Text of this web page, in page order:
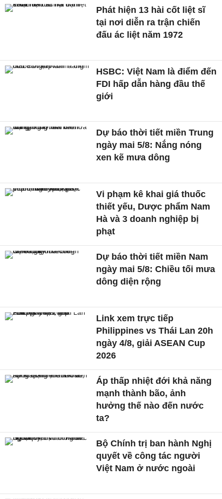
Phát hiện 13 hài cốt liệt sĩ
tại nơi diễn ra trận chiến
đấu ác liệt năm 1972
HSBC: Việt Nam là điểm đến
FDI hấp dẫn hàng đầu thế
giới
Dự báo thời tiết miền Trung
ngày mai 5/8: Nắng nóng
xen kẽ mưa dông
Vi phạm kê khai giá thuốc
thiết yếu, Dược phẩm Nam
Hà và 3 doanh nghiệp bị
phạt
Dự báo thời tiết miền Nam
ngày mai 5/8: Chiều tối mưa
dông diện rộng
Link xem trực tiếp
Philippines vs Thái Lan 20h
ngày 4/8, giải ASEAN Cup
2026
Áp thấp nhiệt đới khả năng
mạnh thành bão, ảnh
hưởng thế nào đến nước
ta?
Bộ Chính trị ban hành Nghị
quyết về công tác người
Việt Nam ở nước ngoài